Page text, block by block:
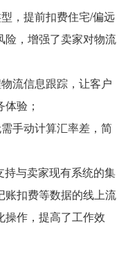
，提前扣费住宅/偏远
险，增强了卖家对物流
流信息跟踪，让客户
验；
手动计算汇率差，简
与卖家现有系统的集
账扣费等数据的线上流
操作，提高了工作效